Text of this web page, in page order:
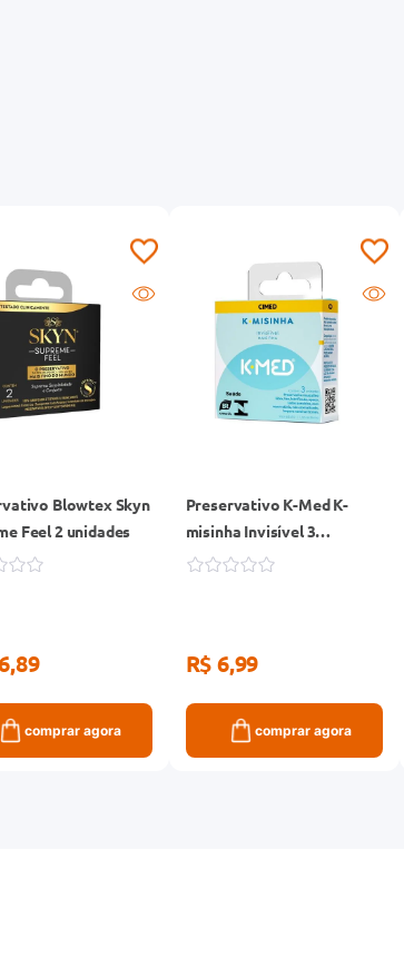
Blowtex Skyn
Feel 2 unidades
comprar agora
Preservativo K-Med K-
misinha Invisível 3
Unidades
R$ 6,99
comprar agora